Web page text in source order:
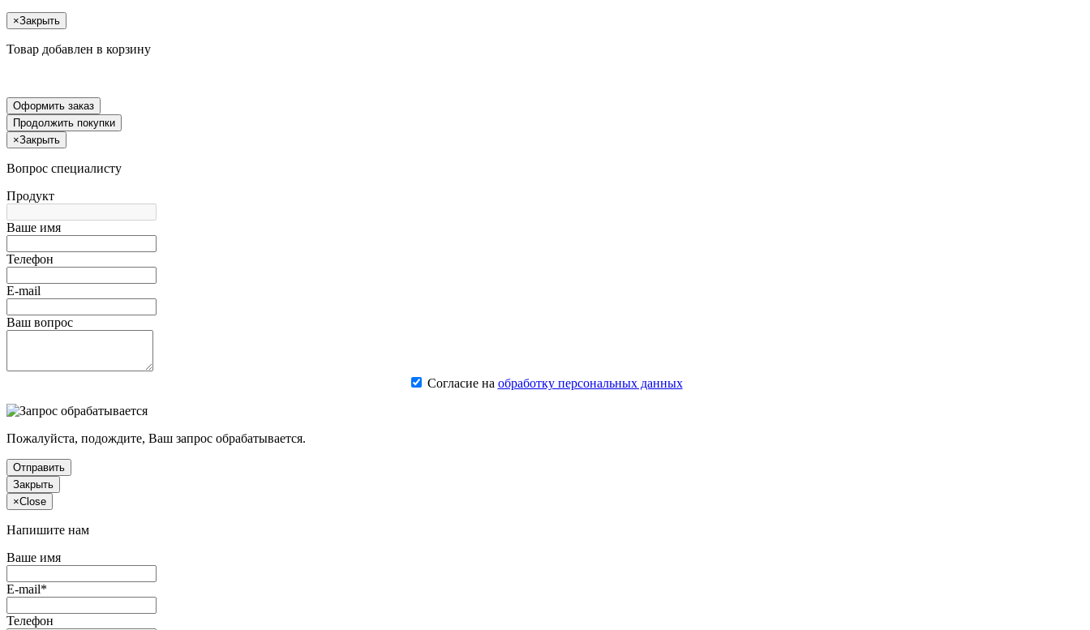
×Закрыть
Товар добавлен в корзину
Оформить заказ
Продолжить покупки
×Закрыть
Вопрос специалисту
Продукт
Ваше имя
Телефон
E-mail
Ваш вопрос
Согласие на обработку персональных данных
Пожалуйста, подождите, Ваш запрос обрабатывается.
Отправить
Закрыть
×Close
Напишите нам
Ваше имя
E-mail*
Телефон